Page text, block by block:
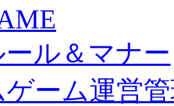
ル＆マナー
ーム運営